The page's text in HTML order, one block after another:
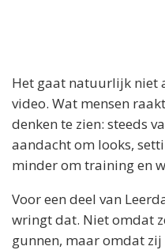
Het gaat natuurlijk niet
video. Wat mensen
denken te zien: steeds
aandacht om looks,
minder om training en
Voor een deel van
wringt dat. Niet omdat
gunnen, maar omdat